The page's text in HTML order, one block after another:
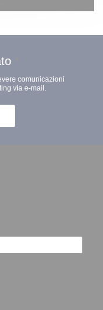
comunicazioni
via e-mail.